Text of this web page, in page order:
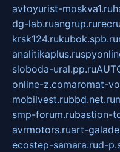
avtoyurist-moskva1.ru
dg-lab.ruangrup.ru
krsk124.rukubok.spb.ru
analitikaplus.ru
sloboda-ural.pp.ru
online-z.comaromat-
mobilvest.rubbd.net.ru
smp-forum.rubastion-
avrmotors.ruart-
ecostep-samara.rud-